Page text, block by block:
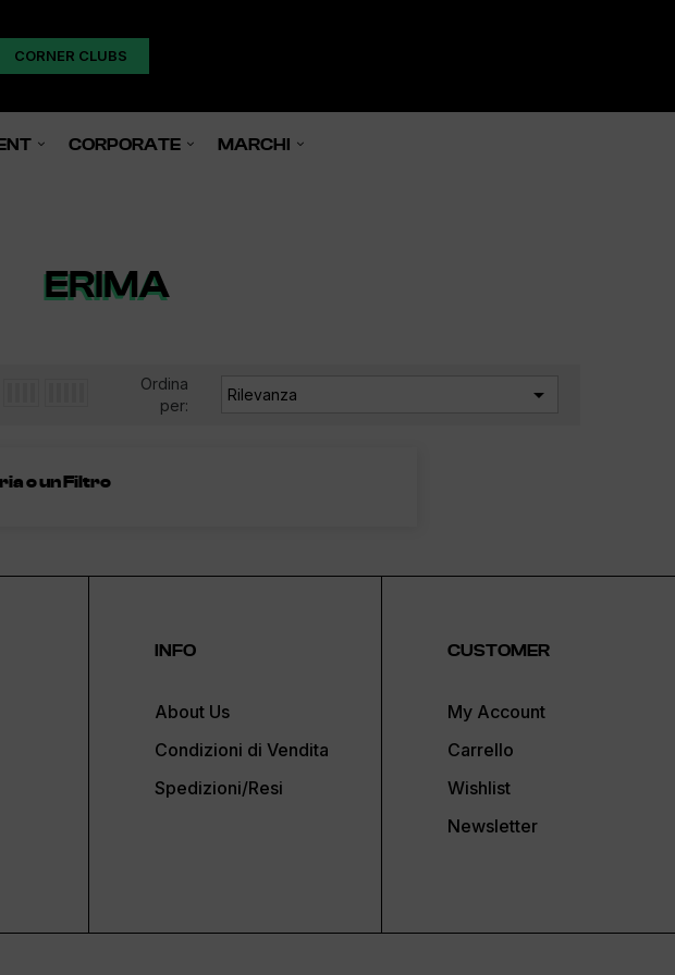
CORNER CLUBS
CORPORATE MARCHI
ERIMA
Ordina
per:
Rilevanza 
o un Filtro
INFO
About Us
Condizioni di Vendita
Spedizioni/Resi
CUSTOMER
My Account
Carrello
Wishlist
Newsletter